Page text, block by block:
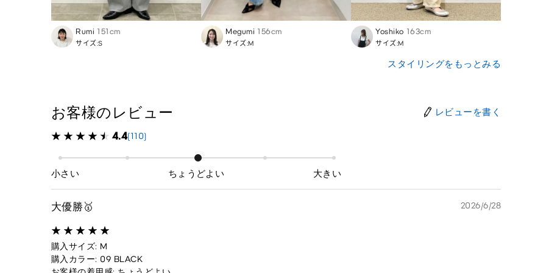
Rumi 151cm
サイズ:S
Megumi 156cm
サイズ:M
Yoshiko 163cm
サイズ:M
スタイリングをもっとみる
お客様のレビュー レビューを書く
4.4(110)
小さい ちょうどよい 大きい
大優勝🥇 2026/6/28
購入サイズ: M
購入カラー: 09 BLACK